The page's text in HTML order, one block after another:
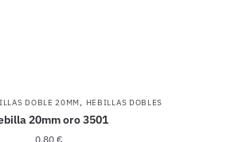
DOBLE 20MM, HEBILLAS DOBLES
20mm oro 3501
0,80 €